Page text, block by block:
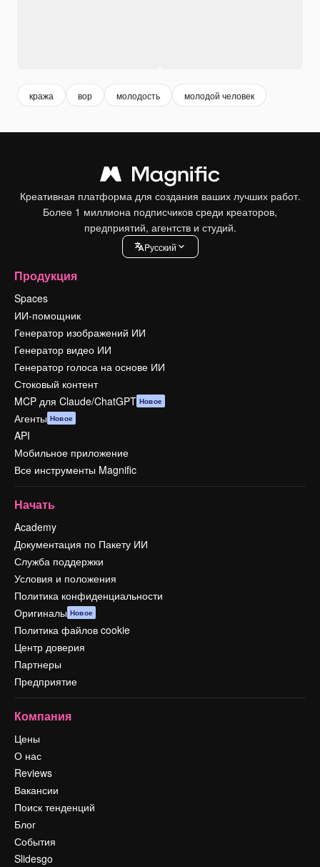
кража вор молодость молодой человек
Креативная платформа для создания ваших лучших работ.
Более 1 миллиона подписчиков среди креаторов,
предприятий, агентств и студий.
Pусский
Продукция
Spaces
ИИ-помощник
Генератор изображений ИИ
Генератор видео ИИ
Генератор голоса на основе ИИ
Стоковый контент
MCP для Claude/ChatGPT Новое
Агенты Новое
API
Мобильное приложение
Все инструменты Magnific
Начать
Academy
Документация по Пакету ИИ
Служба поддержки
Условия и положения
Политика конфиденциальности
Оригиналы Новое
Политика файлов cookie
Центр доверия
Партнеры
Предприятие
Компания
Цены
О нас
Reviews
Вакансии
Поиск тенденций
Блог
События
Slidesgo